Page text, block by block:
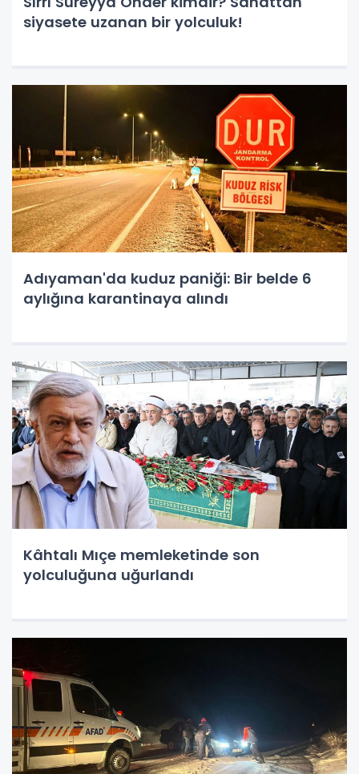
siyasete uzanan bir yolculuk!
Adıyaman'da kuduz paniği: Bir belde 6
aylığına karantinaya alındı
Kâhtalı Mıçe memleketinde son
yolculuğuna uğurlandı